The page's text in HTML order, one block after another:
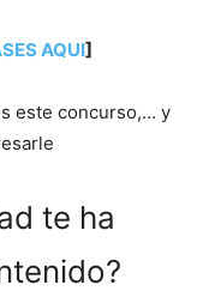
AQUI]
este concurso,… y
te ha